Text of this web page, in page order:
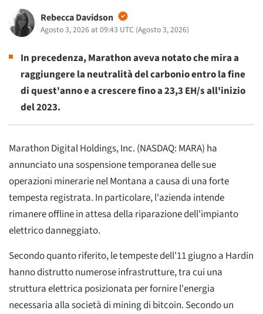
Rebecca Davidson
Agosto 3, 2026 at 09:43 UTC (Agosto 3, 2026)
In precedenza, Marathon aveva notato che mira a
raggiungere la neutralità del carbonio entro la fine
di quest'anno e a crescere fino a 23,3 EH/s all'inizio
del 2023.
Marathon Digital Holdings, Inc. (NASDAQ: MARA) ha
annunciato una sospensione temporanea delle sue
operazioni minerarie nel Montana a causa di una forte
tempesta registrata. In particolare, l'azienda intende
rimanere offline in attesa della riparazione dell'impianto
elettrico danneggiato.
Secondo quanto riferito, le tempeste dell'11 giugno a Hardin
hanno distrutto numerose infrastrutture, tra cui una
struttura elettrica posizionata per fornire l'energia
necessaria alla società di mining di bitcoin. Secondo un